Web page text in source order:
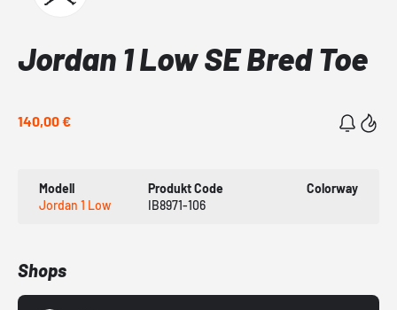
Jordan 1 Low SE Bred Toe
140,00 €
Modell
Jordan 1 Low
Produkt Code
IB8971-106
Colorway
Shops